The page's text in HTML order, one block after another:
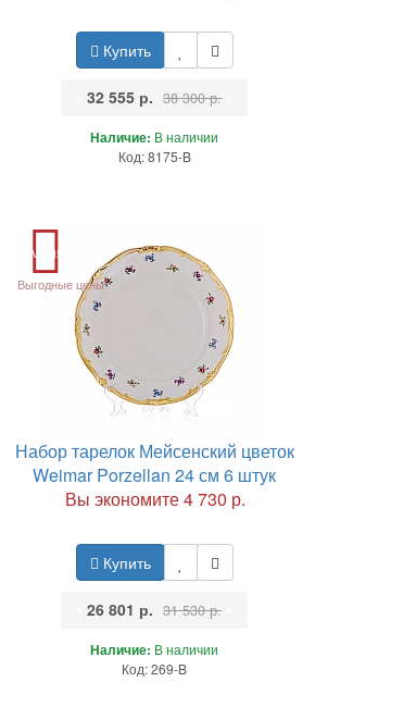
Купить
32 555 р. 38 300 р.
Наличие: В наличии
Код: 8175-B
Акция
Выгодные цены
Набор тарелок Мейсенский цветок
Weimar Porzellan 24 см 6 штук
Вы экономите 4 730 р.
Купить
26 801 р. 31 530 р.
Наличие: В наличии
Код: 269-B